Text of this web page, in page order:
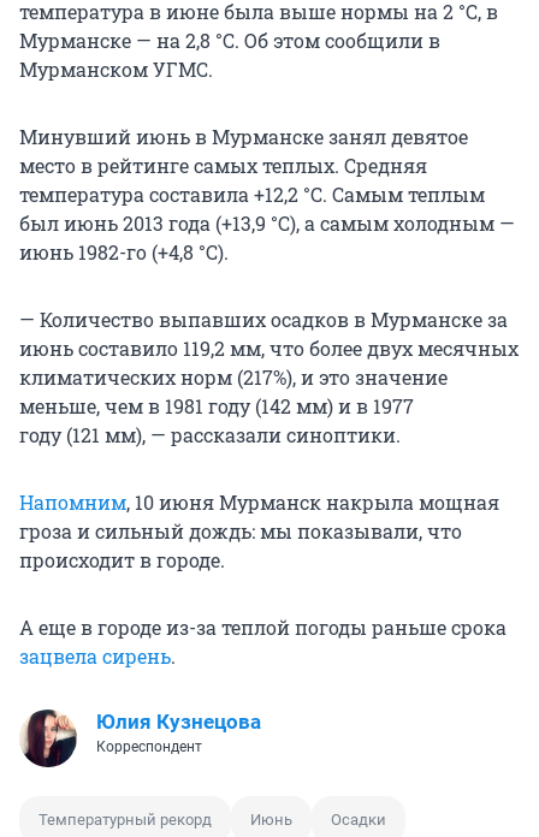
температура в июне была выше нормы на 2 °С, в
Мурманске — на 2,8 °С. Об этом сообщили в
Мурманском УГМС.
Минувший июнь в Мурманске занял девятое
место в рейтинге самых теплых. Средняя
температура составила +12,2 °С. Самым теплым
был июнь 2013 года (+13,9 °С), а самым холодным —
июнь 1982-го (+4,8 °С).
— Количество выпавших осадков в Мурманске за
июнь составило 119,2 мм, что более двух месячных
климатических норм (217%), и это значение
меньше, чем в 1981 году (142 мм) и в 1977
году (121 мм), — рассказали синоптики.
Напомним, 10 июня Мурманск накрыла мощная
гроза и сильный дождь: мы показывали, что
происходит в городе.
А еще в городе из-за теплой погоды раньше срока
зацвела сирень.
Юлия Кузнецова
Корреспондент
Температурный рекорд Июнь Осадки